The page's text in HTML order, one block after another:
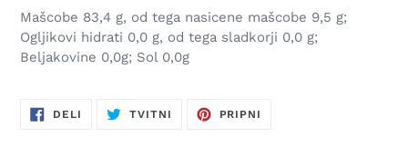
Mašcobe 83,4 g, od tega nasicene mašcobe 9,5 g;
Ogljikovi hidrati 0,0 g, od tega sladkorji 0,0 g;
Beljakovine 0,0g; Sol 0,0g
DELI DELITE
TVITNI TVITNITEPRIPNI